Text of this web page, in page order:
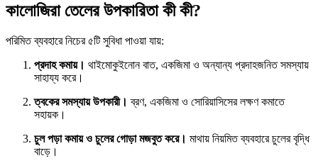
কালোজিরা তেলের উপকারিতা কী কী?
পরিমিত ব্যবহারে নিচের ৫টি সুবিধা পাওয়া যায়:
প্রদাহ কমায়। থাইমোকুইনোন বাত, একজিমা ও অন্যান্য প্রদাহজনিত সমস্যায়
সাহায্য করে।
ত্বকের সমস্যায় উপকারী। ব্রণ, একজিমা ও সোরিয়াসিসের লক্ষণ কমাতে
সহায়ক।
চুল পড়া কমায় ও চুলের গোড়া মজবুত করে। মাথায় নিয়মিত ব্যবহারে চুলের বৃদ্ধি
বাড়ে।